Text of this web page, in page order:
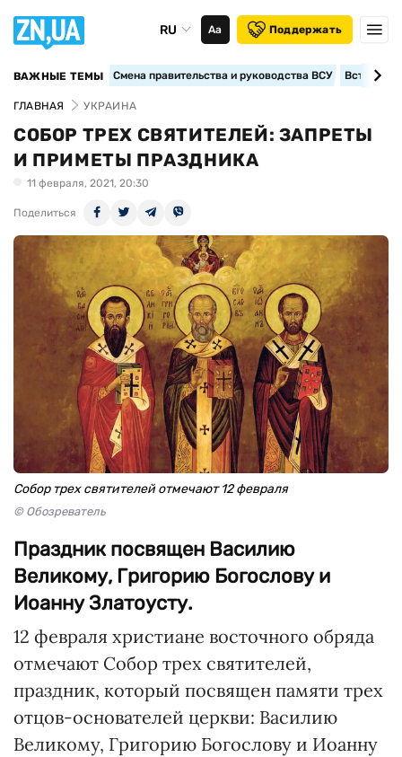
RU Аа Поддержать
ВАЖНЫЕ ТЕМЫ Смена правительства и руководства ВСУ
ГЛАВНАЯ УКРАИНА
СОБОР ТРЕХ СВЯТИТЕЛЕЙ: ЗАПРЕТЫ
И ПРИМЕТЫ ПРАЗДНИКА
11 февраля, 2021, 20:30
Поделиться
Собор трех святителей отмечают 12 февраля
© Обозреватель
Праздник посвящен Василию
Великому, Григорию Богослову и
Иоанну Златоусту.
12 февраля христиане восточного обряда
отмечают Собор трех святителей,
праздник, который посвящен памяти трех
отцов-основателей церкви: Василию
Великому, Григорию Богослову и Иоанну